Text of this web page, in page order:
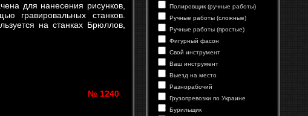
для нанесения рисунков,
гравировальных станков.
на станках Брюллов,
№ 1240
Полировщик (ручные работы)
Ручные работы (сложные)
Ручные работы (простые)
Фигурный фасон
Свой инструмент
Ваш инструмент
Выезд на место
Разнорабочий
Грузопревозки по Украине
Бурильщик